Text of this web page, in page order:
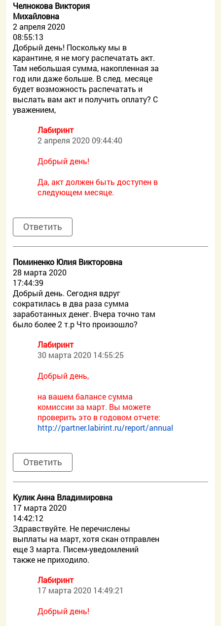
Челнокова Виктория
Михайловна
2 апреля 2020
08:55:13
Добрый день! Поскольку мы в
карантине, я не могу распечатать акт.
Там небольшая сумма, накопленная за
год или даже больше. В след. месяце
будет возможность распечатать и
выслать вам акт и получить оплату? С
уважением,
Лабиринт
2 апреля 2020 09:44:40
Добрый день!
Да, акт должен быть доступен в
следующем месяце.
Ответить
Поминенко Юлия Викторовна
28 марта 2020
17:44:39
Добрый день. Сегодня вдруг
сократилась в два раза сумма
заработанных денег. Вчера точно там
было более 2 т.р Что произошло?
Лабиринт
30 марта 2020 14:55:25
Добрый день,
на вашем балансе сумма
комиссии за март. Вы можете
проверить это в годовом отчете:
http://partner.labirint.ru/report/annual
Ответить
Кулик Анна Владимировна
17 марта 2020
14:42:12
Здравствуйте. Не перечислены
выплаты на март, хотя скан отправлен
еще 3 марта. Писем-уведомлений
также не приходило.
Лабиринт
17 марта 2020 14:49:21
Добрый день!